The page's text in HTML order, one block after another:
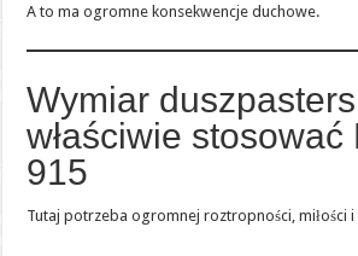
A to ma ogromne konsekwencje duchowe.
Wymiar
właściwie stosować
915
Tutaj potrzeba ogromnej roztropności, miłości i